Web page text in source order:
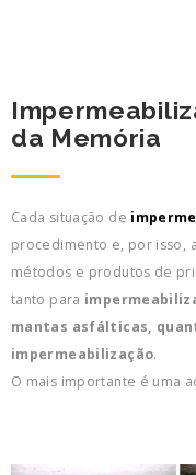
da Memória
Cada situação de
procedimento e, por isso,
métodos e produtos de
tanto para
mantas asfálticas,
impermeabilização.
O mais importante é uma